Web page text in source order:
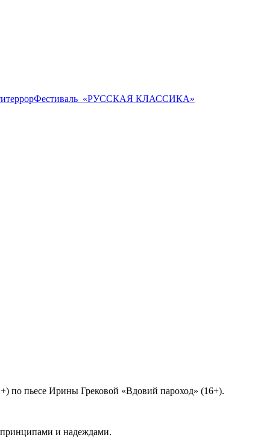
Фестиваль ​ «РУССКАЯ КЛАССИКА»
по пьесе Ирины Грековой «Вдовий пароход» (16+).
принципами и надеждами.